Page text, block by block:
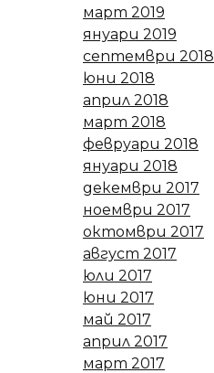
март 2019
януари 2019
септември 2018
юни 2018
април 2018
март 2018
февруари 2018
януари 2018
декември 2017
ноември 2017
октомври 2017
август 2017
юли 2017
юни 2017
май 2017
април 2017
март 2017